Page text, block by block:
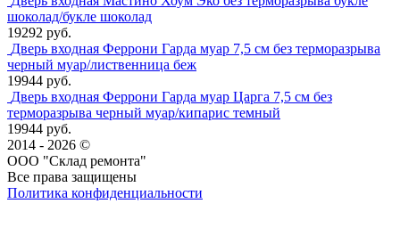
шоколад/букле шоколад
19292 руб.
Дверь входная Феррони Гарда муар 7,5 см без терморазрыва
черный муар/лиственница беж
19944 руб.
Дверь входная Феррони Гарда муар Царга 7,5 см без
терморазрыва черный муар/кипарис темный
19944 руб.
2014 - 2026 ©
ООО "Склад ремонта"
Все права защищены
Политика конфиденциальности